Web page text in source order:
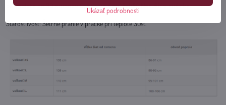
pri teplote do 30 stupňov C, po vysušení žehliť. Nesušiť v sušičke.
Starostlivosť: Šetrné pranie v práčke pri teplote 30st.
Ukázať podrobnosti